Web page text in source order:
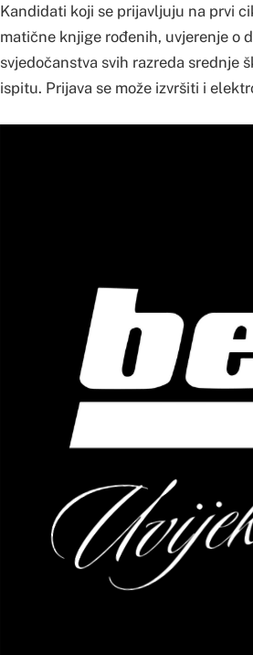
Kandidati koji se prijavljuju na prvi
matične knjige rođenih, uvjerenje o
svjedočanstva svih razreda srednje
ispitu. Prijava se može izvršiti i